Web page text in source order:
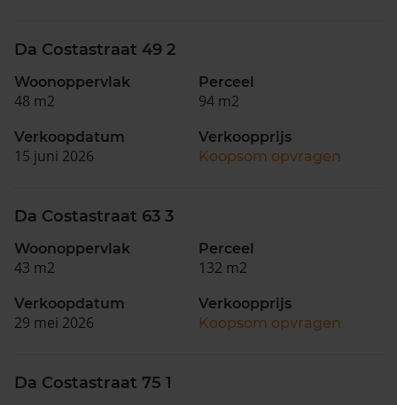
Da Costastraat 49 2
Woonoppervlak
48 m2
Perceel
94 m2
Verkoopdatum
15 juni 2026
Verkoopprijs
Koopsom opvragen
Da Costastraat 63 3
Woonoppervlak
43 m2
Perceel
132 m2
Verkoopdatum
29 mei 2026
Verkoopprijs
Koopsom opvragen
Da Costastraat 75 1